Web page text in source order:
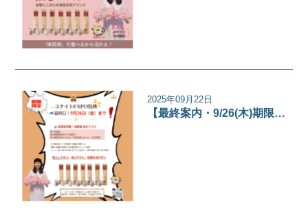
2025年09月22日
【最終案内・9/26(木)期限…